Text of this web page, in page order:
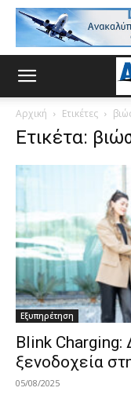
Αρχική Ετικέτες
Ετικέτα:
Εξυπηρέτηση
Blink Charging:
ξενοδοχεία
05/08/2025